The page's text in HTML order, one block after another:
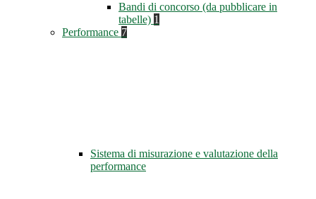
Bandi di concorso (da pubblicare in
tabelle) 1
Performance 7
Sistema di misurazione e valutazione della
performance